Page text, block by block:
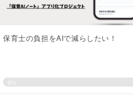
保育士の負担をAIで減らしたい！
0